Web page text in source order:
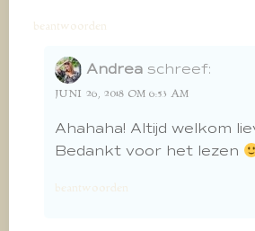
beantwoorden
Andrea schreef:
JUNI 26, 2018 OM 6:53 AM
Ahahaha! Altijd welkom
Bedankt voor het lezen
beantwoorden